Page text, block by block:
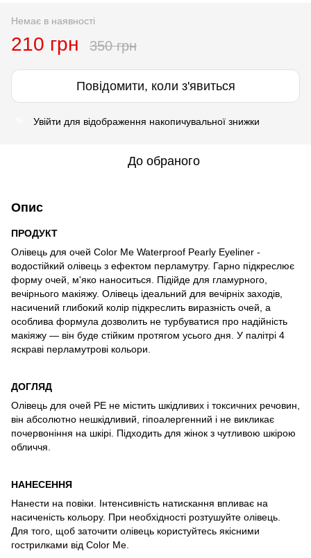
Немає в наявності
210 грн 350 грн
Повідомити, коли з'явиться
Увійти для відображення накопичувальної знижки
До обраного
Опис
ПРОДУКТ
Олівець для очей Color Me Waterproof Pearly Eyeliner -
водостійкий олівець з ефектом перламутру. Гарно підкреслює
форму очей, м'яко наноситься. Підійде для гламурного,
вечірнього макіяжу. Олівець ідеальний для вечірніх заходів,
насичений глибокий колір підкреслить виразність очей, а
особлива формула дозволить не турбуватися про надійність
макіяжу — він буде стійким протягом усього дня. У палітрі 4
яскраві перламутрові кольори.
ДОГЛЯД
Олівець для очей РЕ не містить шкідливих і токсичних речовин,
він абсолютно нешкідливий, гіпоалергенний і не викликає
почервоніння на шкірі. Підходить для жінок з чутливою шкірою
обличчя.
НАНЕСЕННЯ
Нанести на повіки. Інтенсивність натискання впливає на
насиченість кольору. При необхідності розтушуйте олівець.
Для того, щоб заточити олівець користуйтесь якісними
гострилками від Color Me.